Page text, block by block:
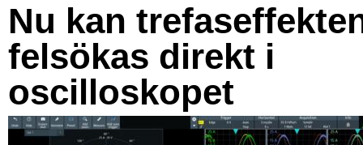
Nu kan
felsökas direkt i
oscilloskopet